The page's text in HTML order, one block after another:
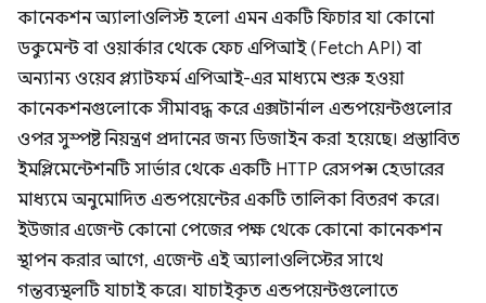
কানেকশন অ্যালাওলিস্ট হলো এমন একটি ফিচার যা কোনো
ডকুমেন্ট বা ওয়ার্কার থেকে ফেচ এপিআই (Fetch API) বা
অন্যান্য ওয়েব প্ল্যাটফর্ম এপিআই-এর মাধ্যমে শুরু হওয়া
কানেকশনগুলোকে সীমাবদ্ধ করে এক্সটার্নাল এন্ডপয়েন্টগুলোর
ওপর সুস্পষ্ট নিয়ন্ত্রণ প্রদানের জন্য ডিজাইন করা হয়েছে। প্রস্তাবিত
ইমপ্লিমেন্টেশনটি সার্ভার থেকে একটি HTTP রেসপন্স হেডারের
মাধ্যমে অনুমোদিত এন্ডপয়েন্টের একটি তালিকা বিতরণ করে।
ইউজার এজেন্ট কোনো পেজের পক্ষ থেকে কোনো কানেকশন
স্থাপন করার আগে, এজেন্ট এই অ্যালাওলিস্টের সাথে
গন্তব্যস্থলটি যাচাই করে। যাচাইকৃত এন্ডপয়েন্টগুলোতে